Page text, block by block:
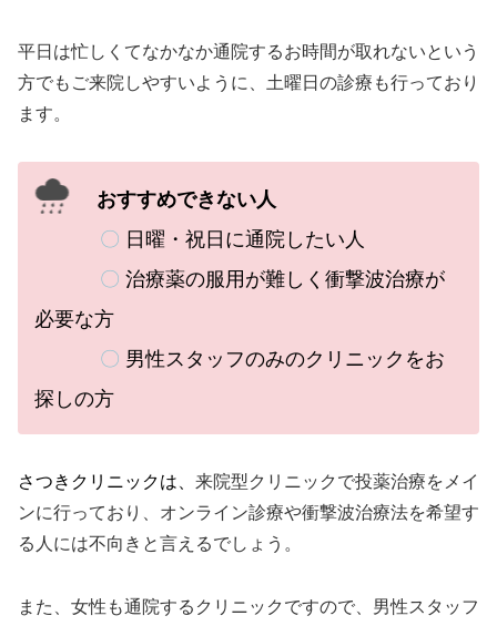
平日は忙しくてなかなか通院するお時間が取れないという
方でもご来院しやすいように、土曜日の診療も行っており
ます。
おすすめできない人
〇 日曜・祝日に通院したい人
〇 治療薬の服用が難しく衝撃波治療が
必要な方
〇 男性スタッフのみのクリニックをお
探しの方
さつきクリニックは、 来院型クリニックで投薬治療をメイ
ンに行っており、オンライン診療や衝撃波治療法を希望す
る人には不向きと言えるでしょう。
また、女性も通院するクリニックですので、男性スタッフ